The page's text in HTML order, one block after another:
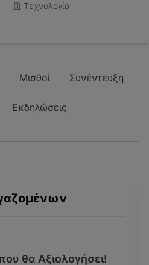
Τεχνολογία
Μισθοί Συνέντευξη
Εκδηλώσεις
θα Αξιολογήσει!